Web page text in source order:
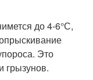
до 4-6°С,
Это
грызунов.